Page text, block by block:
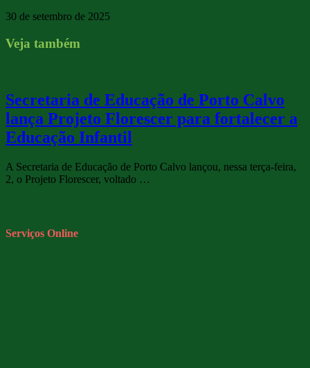
30 de setembro de 2025
Veja também
Secretaria de Educação de Porto Calvo
lança Projeto Florescer para fortalecer a
Educação Infantil
A Secretaria de Educação de Porto Calvo lançou, nessa terça-feira,
2, o Projeto Florescer, voltado …
Serviços Online